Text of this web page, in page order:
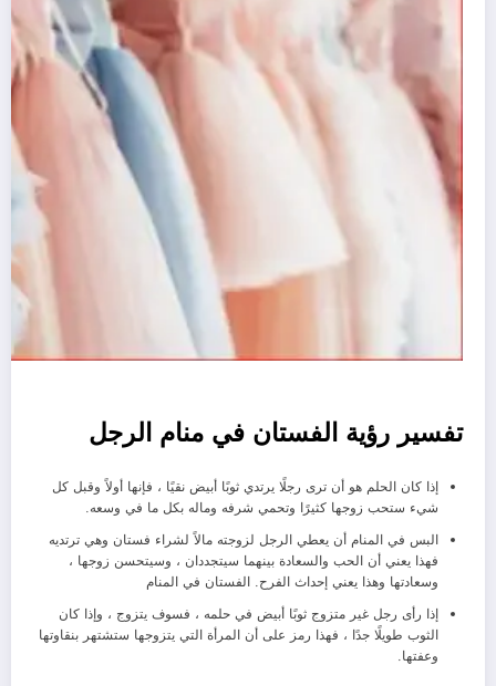
تفسير رؤية الفستان في منام الرجل
إذا كان الحلم هو أن ترى رجلًا يرتدي ثوبًا أبيض نقيًا ، فإنها أولاً وقبل كل
شيء ستحب زوجها كثيرًا وتحمي شرفه وماله بكل ما في وسعه.
البس في المنام أن يعطي الرجل لزوجته مالاً لشراء فستان وهي ترتديه
فهذا يعني أن الحب والسعادة بينهما سيتجددان ، وسيتحسن زوجها ،
وسعادتها وهذا يعني إحداث الفرح. الفستان في المنام
إذا رأى رجل غير متزوج ثوبًا أبيض في حلمه ، فسوف يتزوج ، وإذا كان
الثوب طويلًا جدًا ، فهذا رمز على أن المرأة التي يتزوجها ستشتهر بنقاوتها
وعفتها.